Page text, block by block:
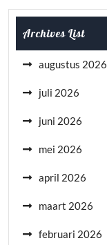
Archives List
augustus 2026
juli 2026
juni 2026
mei 2026
april 2026
maart 2026
februari 2026